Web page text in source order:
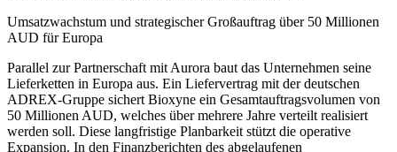
Umsatzwachstum und strategischer Großauftrag über 50 Millionen
AUD für Europa
Parallel zur Partnerschaft mit Aurora baut das Unternehmen seine
Lieferketten in Europa aus. Ein Liefervertrag mit der deutschen
ADREX-Gruppe sichert Bioxyne ein Gesamtauftragsvolumen von
50 Millionen AUD, welches über mehrere Jahre verteilt realisiert
werden soll. Diese langfristige Planbarkeit stützt die operative
Expansion. In den Finanzberichten des abgelaufenen